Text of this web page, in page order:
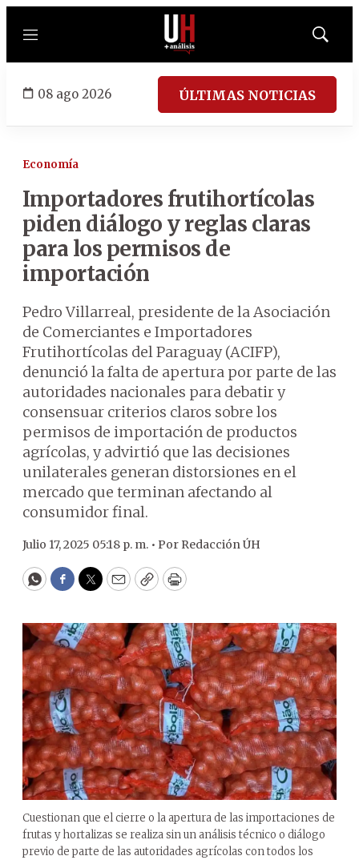
Menú
Mostrar
08 ago 2026 ÚLTIMAS NOTICIAS
Economía
Importadores frutihortícolas
piden diálogo y reglas claras
para los permisos de
importación
Pedro Villarreal, presidente de la Asociación
de Comerciantes e Importadores
Frutihortícolas del Paraguay (ACIFP),
denunció la falta de apertura por parte de las
autoridades nacionales para debatir y
consensuar criterios claros sobre los
permisos de importación de productos
agrícolas, y advirtió que las decisiones
unilaterales generan distorsiones en el
mercado que terminan afectando al
consumidor final.
Julio 17, 2025 05:18 p. m. • Por Redacción ÚH
WhatsApp
Facebook
Twitter
EmailCopyPrint
Cuestionan que el cierre o la apertura de las importaciones de
frutas y hortalizas se realiza sin un análisis técnico o diálogo
previo de parte de las autoridades agrícolas con todos los